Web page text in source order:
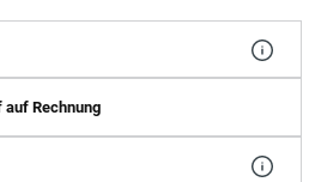
Rechnung